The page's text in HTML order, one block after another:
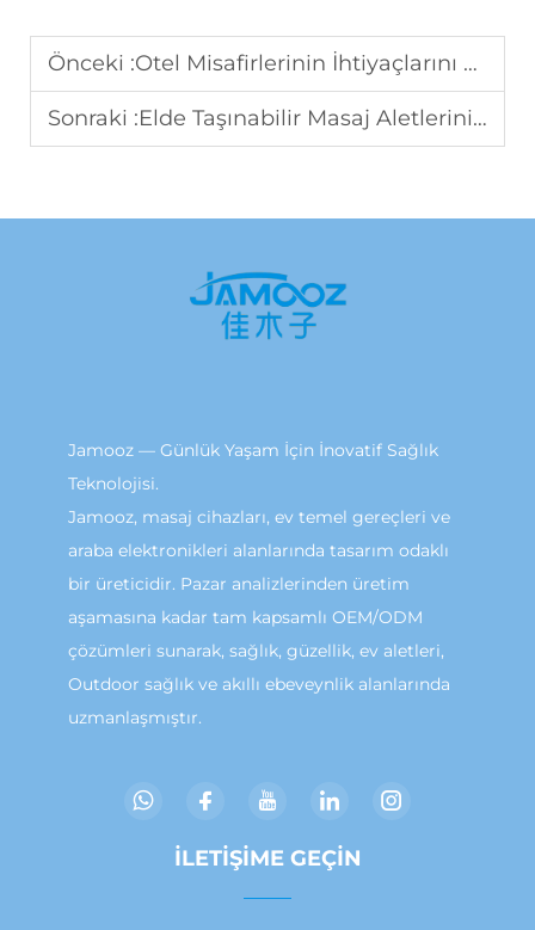
Önceki :Otel Misafirlerinin İhtiyaçlarını Masaj Yastıklarıyla Nasıl Karşılayabilirsiniz?
Sonraki :Elde Taşınabilir Masaj Aletlerini Farklı İş Senaryolarına Nasıl Uyarlayabilirsiniz?
Jamooz — Günlük Yaşam İçin İnovatif Sağlık
Teknolojisi.
Jamooz, masaj cihazları, ev temel gereçleri ve
araba elektronikleri alanlarında tasarım odaklı
bir üreticidir. Pazar analizlerinden üretim
aşamasına kadar tam kapsamlı OEM/ODM
çözümleri sunarak, sağlık, güzellik, ev aletleri,
Outdoor sağlık ve akıllı ebeveynlik alanlarında
uzmanlaşmıştır.
İLETIŞIME GEÇIN